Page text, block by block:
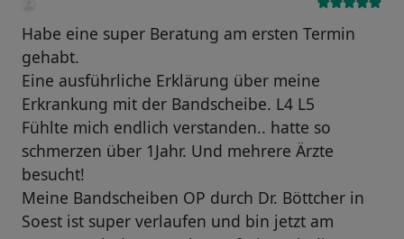
Habe eine super Beratung am ersten Termin
gehabt.
Eine ausführliche Erklärung über meine
Erkrankung mit der Bandscheibe. L4 L5
Fühlte mich endlich verstanden.. hatte so
schmerzen über 1Jahr. Und mehrere Ärzte
besucht!
Meine Bandscheiben OP durch Dr. Böttcher in
Soest ist super verlaufen und bin jetzt am